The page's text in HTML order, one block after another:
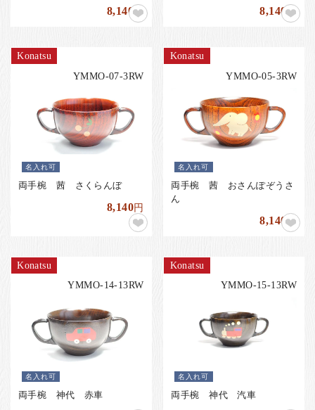
8,140円 8,140円
Konatsu
YMMO-07-3RW
名入れ可
両手椀 茜 さくらんぼ
8,140円
Konatsu
YMMO-05-3RW
名入れ可
両手椀 茜 おさんぽぞうさ
ん
8,140円
Konatsu
YMMO-14-13RW
名入れ可
両手椀 神代 赤車
Konatsu
YMMO-15-13RW
名入れ可
両手椀 神代 汽車